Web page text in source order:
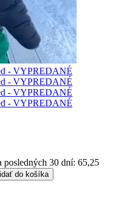
posledných 30 dní: 65,25
do košíka